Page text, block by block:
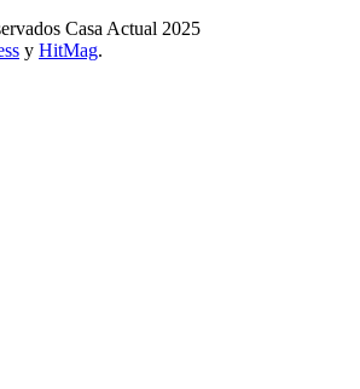
Casa Actual 2025
y HitMag.